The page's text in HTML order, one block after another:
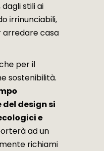
stili ai
irrinunciabili,
arredare casa
per il
sostenibilità.
design si
e
ad un
richiami